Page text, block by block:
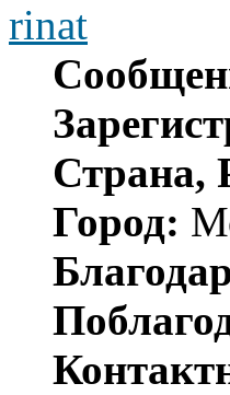
rinat
Страна,
Город: